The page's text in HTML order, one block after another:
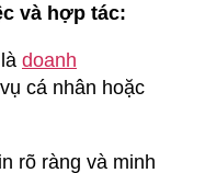
và hợp tác:
doanh
cá nhân hoặc
rõ ràng và minh